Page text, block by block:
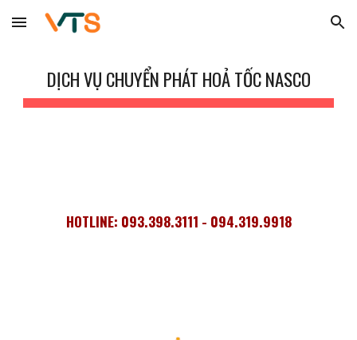
Skip to main content Skip to navigation
DỊCH VỤ CHUYỂN PHÁT HOẢ TỐC NASCO
HOTLINE: 093.398.3111 - 094.319.9918